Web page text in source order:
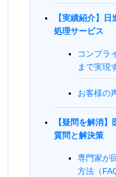
【実績紹介】
処理サービス
コンプラ
まで実現
お客様の
【疑問を解消
質問と解決策
専門家が
方法（